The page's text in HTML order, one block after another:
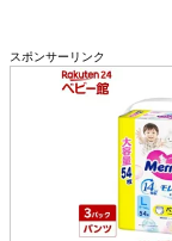
スポンサーリンク